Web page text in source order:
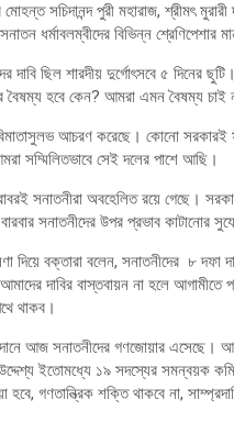
মোহন্ত সচিদানন্দ পুরী মহারাজ, শ্রীমৎ
ধর্মাবলম্বীদের বিভিন্ন শ্রেণিপেশার
ছিল শারদীয় দুর্গোৎসবে ৫ দিনের
বৈষম্য হবে কেন? আমরা এমন বৈষম্য চাই
আচরণ করেছে। কোনো সরকারই
সম্মিলিতভাবে সেই দলের পাশে আছি।
সনাতনীরা অবহেলিত রয়ে গেছে।
সনাতনীদের উপর প্রভাব কাটানোর
বক্তারা বলেন, সনাতনীদের ৮ দফা
দাবির বাস্তবায়ন না হলে আগামীতে
থাকব।
আজ সনাতনীদের গণজোয়ার এসেছে‌।
ইতোমধ্যে ১৯ সদস্যের সমন্বয়ক
গণতান্ত্রিক শক্তি থাকবে না,